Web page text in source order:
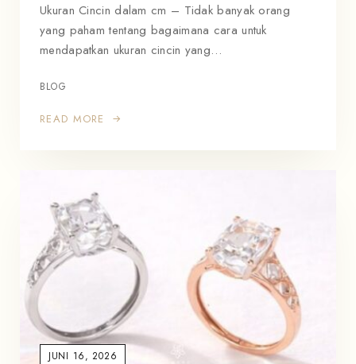
Ukuran Cincin dalam cm – Tidak banyak orang
yang paham tentang bagaimana cara untuk
mendapatkan ukuran cincin yang…
BLOG
READ MORE
JUNI 16, 2026